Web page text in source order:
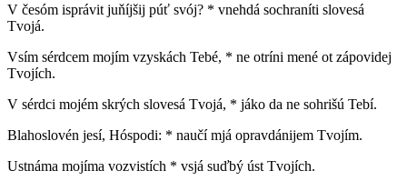
V česóm isprávit juňíjšij púť svój? * vnehdá sochraníti slovesá
Tvojá.
Vsím sérdcem mojím vzyskách Tebé, * ne otríni mené ot zápovidej
Tvojích.
V sérdci mojém skrých slovesá Tvojá, * jáko da ne sohrišú Tebí.
Blahoslovén jesí, Hóspodi: * naučí mjá opravdánijem Tvojím.
Ustnáma mojíma vozvistích * vsjá suďbý úst Tvojích.